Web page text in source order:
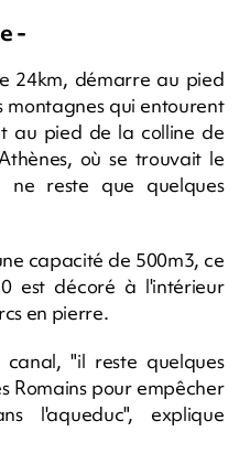
-
24km, démarre au pied
montagnes qui entourent
au pied de la colline de
où se trouvait le
reste que quelques
capacité de 500m3, ce
est décoré à l'intérieur
en pierre.
"il reste quelques
Romains pour empêcher
l'aqueduc", explique